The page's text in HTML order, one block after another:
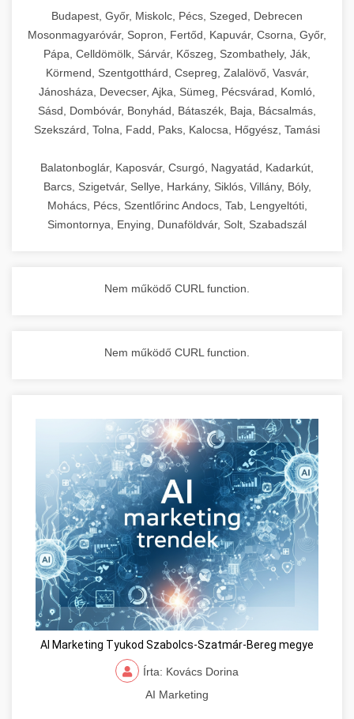
Budapest, Győr, Miskolc, Pécs, Szeged, Debrecen
Mosonmagyaróvár, Sopron, Fertőd, Kapuvár, Csorna, Győr,
Pápa, Celldömölk, Sárvár, Kőszeg, Szombathely, Ják,
Körmend, Szentgotthárd, Csepreg, Zalalövő, Vasvár,
Jánosháza, Devecser, Ajka, Sümeg, Pécsvárad, Komló,
Sásd, Dombóvár, Bonyhád, Bátaszék, Baja, Bácsalmás,
Szekszárd, Tolna, Fadd, Paks, Kalocsa, Hőgyész, Tamási
Balatonboglár, Kaposvár, Csurgó, Nagyatád, Kadarkút,
Barcs, Szigetvár, Sellye, Harkány, Siklós, Villány, Bóly,
Mohács, Pécs, Szentlőrinc Andocs, Tab, Lengyeltóti,
Simontornya, Enying, Dunaföldvár, Solt, Szabadszál
Nem működő CURL function.
Nem működő CURL function.
AI Marketing Tyukod Szabolcs-Szatmár-Bereg megye
Írta: Kovács Dorina
AI Marketing